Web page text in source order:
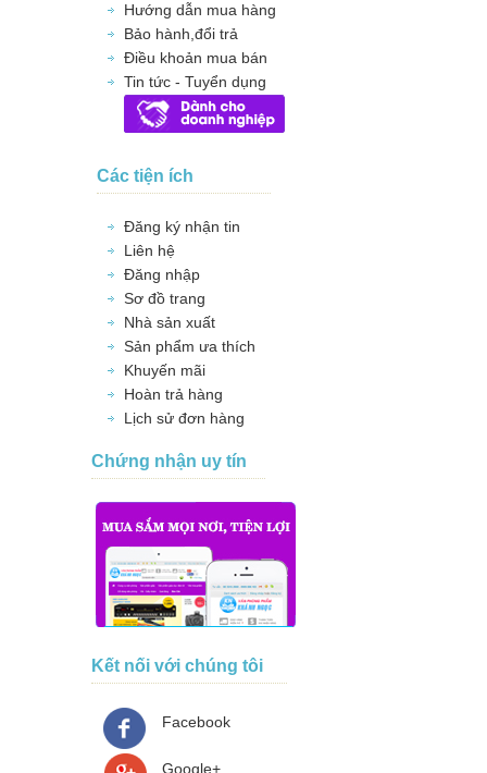
Hướng dẫn mua hàng
Bảo hành,đổi trả
Điều khoản mua bán
Tin tức - Tuyển dụng
Các tiện ích
Đăng ký nhận tin
Liên hệ
Đăng nhập
Sơ đồ trang
Nhà sản xuất
Sản phẩm ưa thích
Khuyến mãi
Hoàn trả hàng
Lịch sử đơn hàng
Chứng nhận uy tín
Kết nối với chúng tôi
Facebook
Google+